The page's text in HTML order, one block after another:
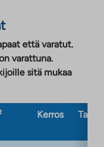
että varatut.
varattuna.
sitä mukaa
Kerros